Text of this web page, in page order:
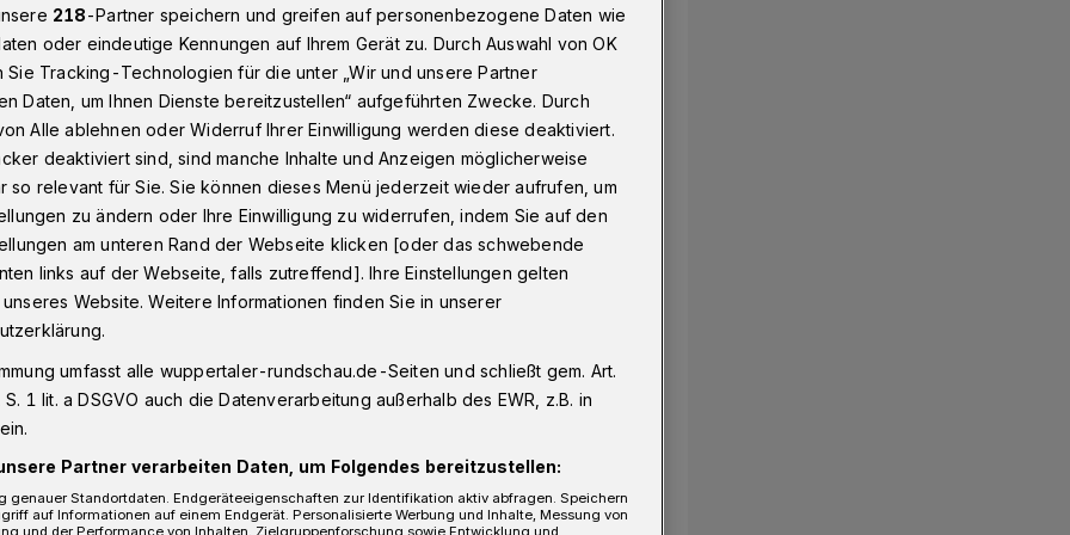
Euro für Mädchenwohnheim St. Hildegard​
St.
St. Hildegard des Sozialdienstes
Land hat eine Spende in Höhe von
BNI (Business Network
218-Partner speichern und greifen auf personenbezogene Daten wie
oder eindeutige Kennungen auf Ihrem Gerät zu. Durch Auswahl von OK
Sie Tracking-Technologien für die unter „Wir und unsere Partner
Daten, um Ihnen Dienste bereitzustellen“ aufgeführten Zwecke. Durch
Alle ablehnen oder Widerruf Ihrer Einwilligung werden diese deaktiviert.
deaktiviert sind, sind manche Inhalte und Anzeigen möglicherweise
so relevant für Sie. Sie können dieses Menü jederzeit wieder aufrufen, um
zu ändern oder Ihre Einwilligung zu widerrufen, indem Sie auf den
am unteren Rand der Webseite klicken [oder das schwebende
links auf der Webseite, falls zutreffend]. Ihre Einstellungen gelten
Website. Weitere Informationen finden Sie in unserer
umfasst alle wuppertaler-rundschau.de-Seiten und schließt gem. Art.
1 lit. a DSGVO auch die Datenverarbeitung außerhalb des EWR, z.B. in
Partner verarbeiten Daten, um Folgendes bereitzustellen:
genauer Standortdaten. Endgeräteeigenschaften zur Identifikation aktiv abfragen. Speichern
auf Informationen auf einem Endgerät. Personalisierte Werbung und Inhalte, Messung von
und der Performance von Inhalten, Zielgruppenforschung sowie Entwicklung und